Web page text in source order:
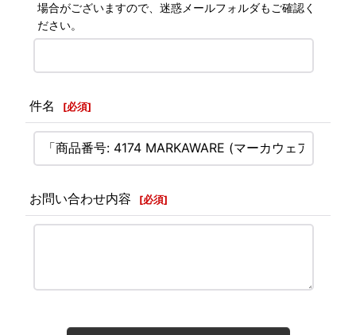
場合がございますので、迷惑メールフォルダもご確認く
ださい。
件名 [必須]
お問い合わせ内容 [必須]